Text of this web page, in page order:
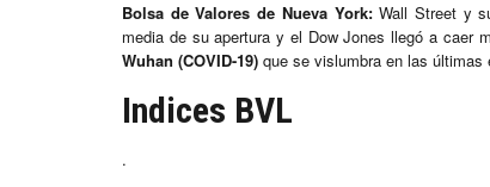
Bolsa de Valores de Nueva York:Wall Street y
media de su apertura y el Dow Jones llegó a caer
Wuhan (COVID-19) que se vislumbra en las
Indices BVL
.